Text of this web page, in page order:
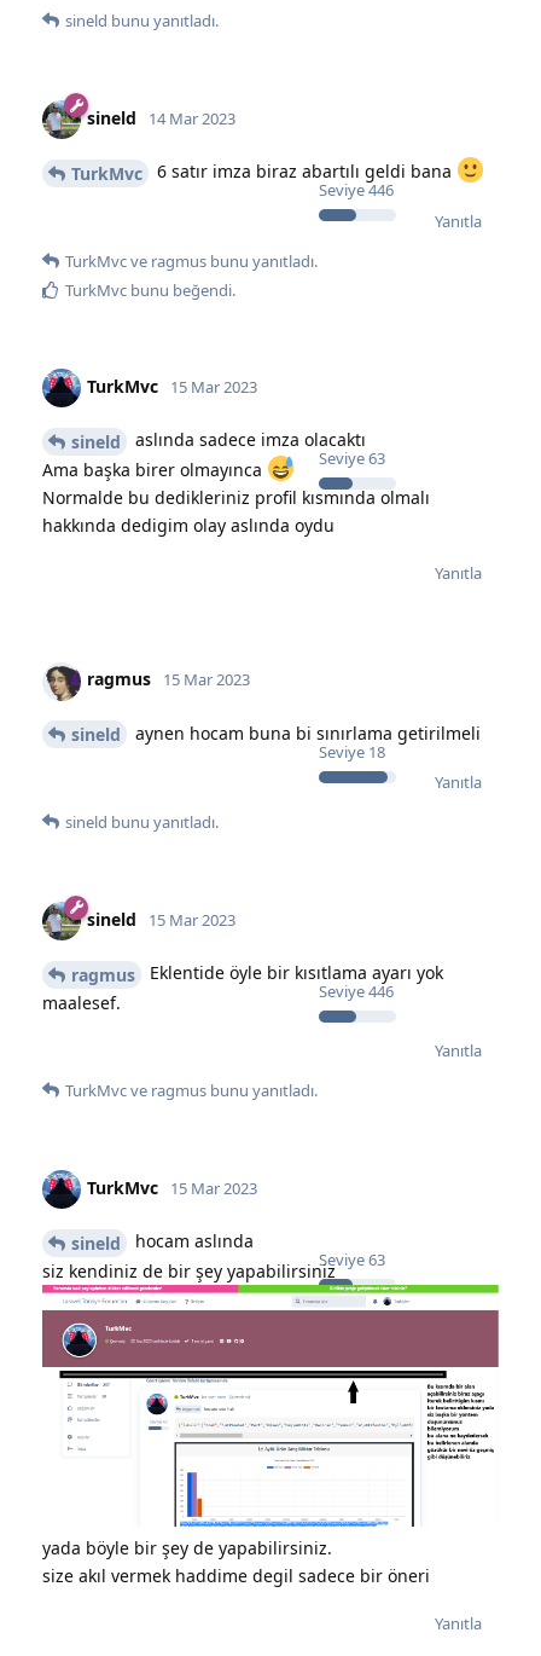
sineld bunu yanıtladı.
sineld
Seviye446
14 Mar 2023
TurkMvc 6 satır imza biraz abartılı geldi bana
Yanıtla
TurkMvcve ragmus bunu yanıtladı.
TurkMvc bunu beğendi.
TurkMvc
Seviye63
15 Mar 2023
sineld
aslında sadece imza olacaktı
Ama başka birer olmayınca
Normalde bu dedikleriniz profil kısmında olmalı
hakkında dedigim olay aslında oydu
Yanıtla
ragmus
Seviye 18
15 Mar 2023
sineld aynen hocam buna bi sınırlama getirilmeli
Yanıtla
sineld bunu yanıtladı.
sineld
Seviye446
15 Mar 2023
ragmus
Eklentide öyle bir kısıtlama ayarı yok
maalesef.
Yanıtla
TurkMvcve ragmus bunu yanıtladı.
TurkMvc
Seviye63
15 Mar 2023
sineld
hocam aslında
siz kendiniz de bir şey yapabilirsiniz
yada böyle bir şey de yapabilirsiniz.
size akıl vermek haddime degil sadece bir öneri
Yanıtla